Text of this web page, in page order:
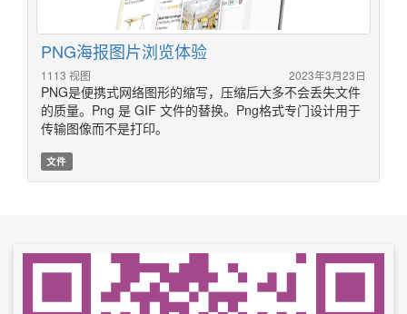
PNG海报图片浏览体验
1113 视图 2023年3月23日
PNG是便携式网络图形的缩写，压缩后大多不会丢失文件
的质量。Png 是 GIF 文件的替换。Png格式专门设计用于
传输图像而不是打印。
文件